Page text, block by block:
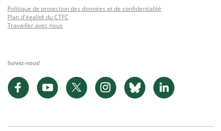
Politique de protection des données et de confidentialité
Plan d'égalité du CTFC
Travailler avec nous
Suivez-nous!